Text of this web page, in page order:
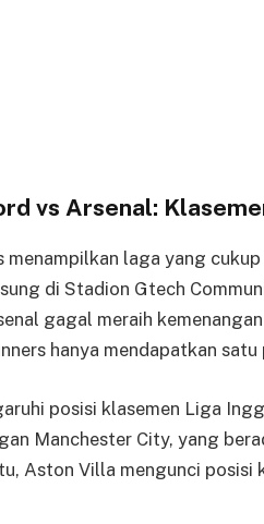
vs Arsenal:
menampilkan laga yang
di Stadion Gtech
gagal meraih
hanya mendapatkan satu
posisi klasemen Liga
Manchester City, yang
Aston Villa mengunci posisi